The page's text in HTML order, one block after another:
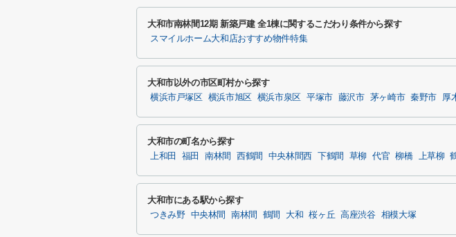
大和市南林間12期 新築戸建 全1棟に関するこだわり条件から探す
スマイルホーム大和店おすすめ物件特集
大和市以外の市区町村から探す
横浜市戸塚区 横浜市旭区 横浜市泉区 平塚市 藤沢市 茅ヶ崎市 秦野市 厚
大和市の町名から探す
上和田 福田 南林間 西鶴間 中央林間西 下鶴間 草柳 代官 柳橋 上草柳
大和市にある駅から探す
つきみ野 中央林間 南林間 鶴間 大和 桜ヶ丘 高座渋谷 相模大塚